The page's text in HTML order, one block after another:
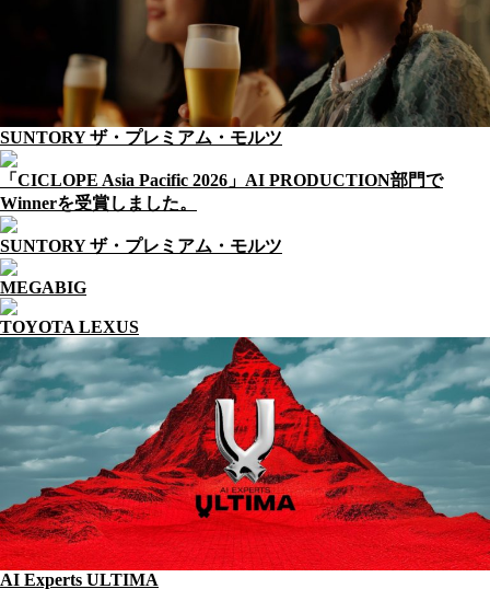
SUNTORY ザ・プレミアム・モルツ
「CICLOPE Asia Pacific 2026」AI PRODUCTION部門で
Winnerを受賞しました。
SUNTORY ザ・プレミアム・モルツ
MEGABIG
TOYOTA LEXUS
AI Experts ULTIMA